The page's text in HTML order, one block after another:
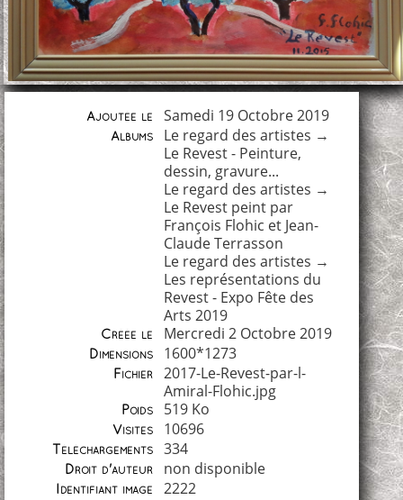
Ajoutée le Samedi 19 Octobre 2019
Albums Le regard des artistes →
Le Revest - Peinture,
dessin, gravure...
Le regard des artistes →
Le Revest peint par
François Flohic et Jean-
Claude Terrasson
Le regard des artistes →
Les représentations du
Revest - Expo Fête des
Arts 2019
Créée le Mercredi 2 Octobre 2019
Dimensions 1600*1273
Fichier
2017-Le-Revest-par-l-
Amiral-Flohic.jpg
Poids 519 Ko
Visites 10696
Téléchargements 334
Droit d'auteur non disponible
Identifiant image 2222